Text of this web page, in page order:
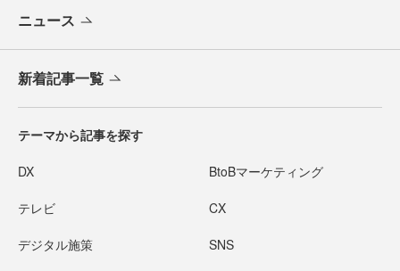
ニュース
新着記事一覧
テーマから記事を探す
DX BtoBマーケティング
テレビ CX
デジタル施策 SNS